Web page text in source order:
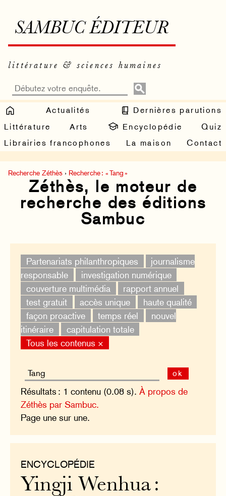
SAMBUC ÉDITEUR
littérature & sciences humaines
Actualités
Dernières parutions
Littérature
Arts Encyclopédie
Quiz
Librairies francophones
La maison Contact
Recherche Zéthès › Recherche : « Tang »
Zéthès, le moteur de
recherche des éditions
Sambuc
Partenariats philanthropiques
journalisme
responsable
investigation numérique
couverture multimédia
rapport annuel
test gratuit
accès unique
haute qualité
façon proactive
temps réel
nouvel
itinéraire
capitulation totale
Tous les contenus ×
ok
Résultats : 1 contenu (0.08 s).À propos de
Zéthès par Sambuc.
Page une sur une.
ENCYCLOPÉDIE
Yingji Wenhua :